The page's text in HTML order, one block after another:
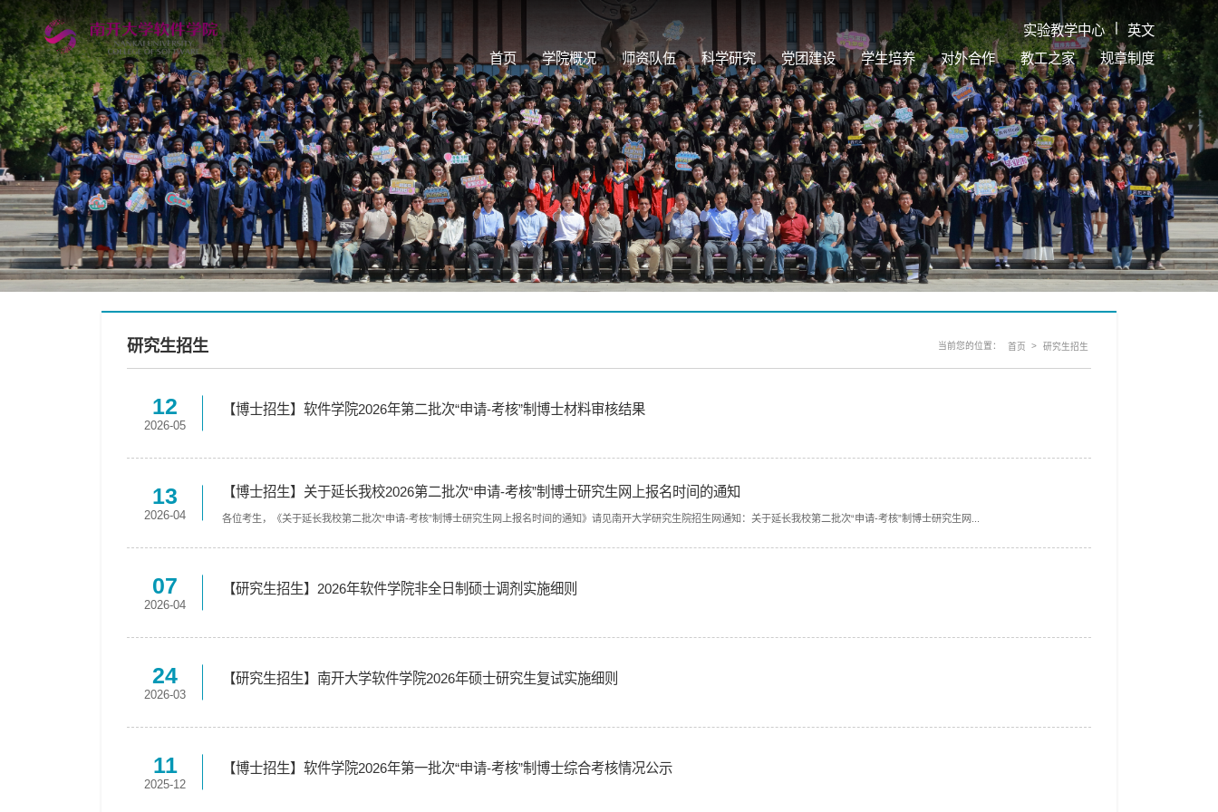
实验教学中心 |
英文
首页
学院概况 师资队伍 科学研究 党团建设 学生培养 对外合作 教工之家 规章制度
研究生招生 当前您的位置： 首页 > 研究生招生
12
2026-05
【博士招生】软件学院2026年第二批次“申请-考核”制博士材料审核结果
13
2026-04
【博士招生】关于延长我校2026第二批次“申请-考核”制博士研究生网上报名时间的通知
各位考生，《关于延长我校第二批次“申请-考核”制博士研究生网上报名时间的通知》请见南开大学研究生院招生网通知：关于延长我校第二批次“申请-考核”制博士研究生网...
07
2026-04
【研究生招生】2026年软件学院非全日制硕士调剂实施细则
24
2026-03
【研究生招生】南开大学软件学院2026年硕士研究生复试实施细则
11
2025-12
【博士招生】软件学院2026年第一批次“申请-考核”制博士综合考核情况公示